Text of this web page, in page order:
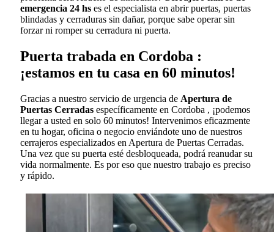
emergencia 24 hs es el especialista en abrir puertas, puertas
blindadas y cerraduras sin dañar, porque sabe operar sin
forzar ni romper su cerradura ni puerta.
Puerta trabada en Cordoba :
¡estamos en tu casa en 60 minutos!
Gracias a nuestro servicio de urgencia de Apertura de
Puertas Cerradas específicamente en Cordoba , ¡podemos
llegar a usted en solo 60 minutos! Intervenimos eficazmente
en tu hogar, oficina o negocio enviándote uno de nuestros
cerrajeros especializados en Apertura de Puertas Cerradas.
Una vez que su puerta esté desbloqueada, podrá reanudar su
vida normalmente. Es por eso que nuestro trabajo es preciso
y rápido.